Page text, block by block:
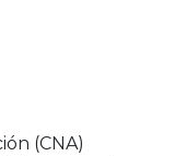
(CNA)